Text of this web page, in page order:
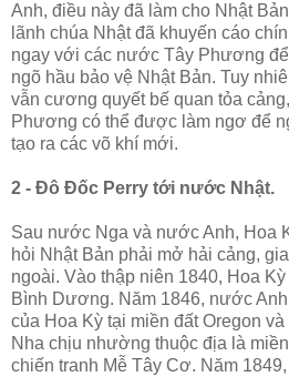
Anh, điều này đã làm cho Nhật
lãnh chúa Nhật đã khuyến cáo
ngay với các nước Tây Phương
ngõ hầu bảo vệ Nhật Bản. Tuy
vẫn cương quyết bế quan tỏa
Phương có thể được làm ngơ để
tạo ra các võ khí mới.
2 - Đô Đốc Perry tới nước Nhật.
Sau nước Nga và nước Anh, Hoa
hỏi Nhật Bản phải mở hải cảng,
ngoài. Vào thập niên 1840, Hoa
Bình Dương. Năm 1846, nước
của Hoa Kỳ tại miền đất Oregon
Nha chịu nhường thuộc địa là
chiến tranh Mễ Tây Cơ. Năm